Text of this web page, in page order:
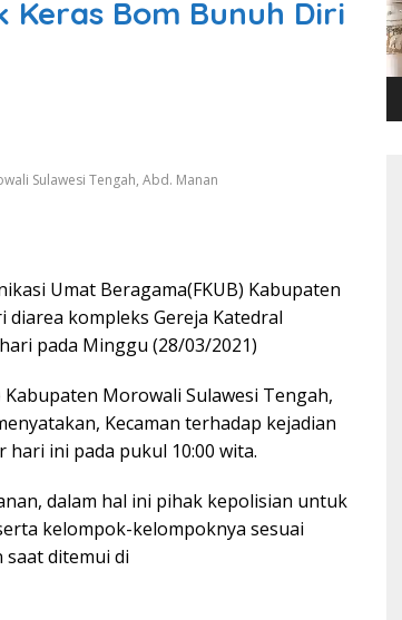
Keras Bom Bunuh Diri
Sulawesi Tengah, Abd. Manan
Umat Beragama(FKUB) Kabupaten
kompleks Gereja Katedral
pada Minggu (28/03/2021)
Morowali Sulawesi Tengah,
Kecaman terhadap kejadian
hari ini pada pukul 10:00 wita.
dalam hal ini pihak kepolisian untuk
kelompok-kelompoknya sesuai
saat ditemui di